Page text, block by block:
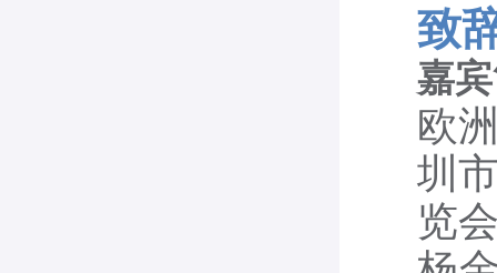
致
嘉
欧
圳
览